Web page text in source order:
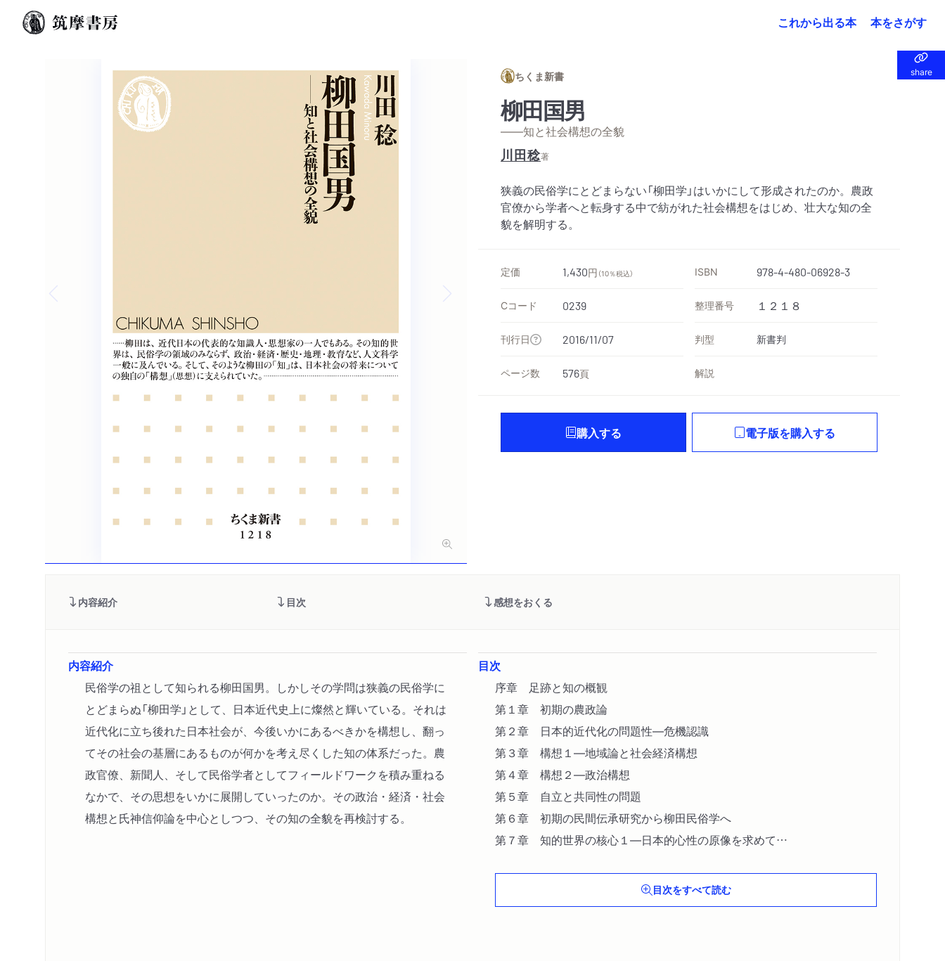
これから出る本 本をさがす
share
share
ちくま新書
柳田国男
——知と社会構想の全貌
川田稔著
狭義の民俗学にとどまらない「柳田学」はいかにして形成されたのか。農政
官僚から学者へと転身する中で紡がれた社会構想をはじめ、壮大な知の全
貌を解明する。
定価 1,430円 （10％税込） ISBN 978-4-480-06928-3
Cコード 0239 整理番号 １２１８
刊行日 2016/11/07 判型 新書判
ページ数 576頁 解説
購入する 電子版を購入する
内容紹介 目次 感想をおくる
内容紹介
民俗学の祖として知られる柳田国男。しかしその学問は狭義の民俗学に
とどまらぬ「柳田学」として、日本近代史上に燦然と輝いている。それは
近代化に立ち後れた日本社会が、今後いかにあるべきかを構想し、翻っ
てその社会の基層にあるものが何かを考え尽くした知の体系だった。農
政官僚、新聞人、そして民俗学者としてフィールドワークを積み重ねる
なかで、その思想をいかに展開していったのか。その政治・経済・社会
構想と氏神信仰論を中心としつつ、その知の全貌を再検討する。
目次
序章 足跡と知の概観
第１章 初期の農政論
第２章 日本的近代化の問題性―危機認識
第３章 構想１―地域論と社会経済構想
第４章 構想２―政治構想
第５章 自立と共同性の問題
第６章 初期の民間伝承研究から柳田民俗学へ
第７章 知的世界の核心１―日本的心性の原像を求めて
目次をすべて読む